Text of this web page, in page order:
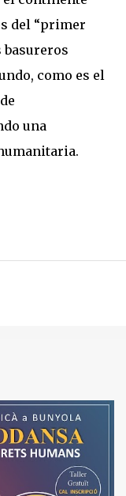
del “primer
basureros
como es el
una